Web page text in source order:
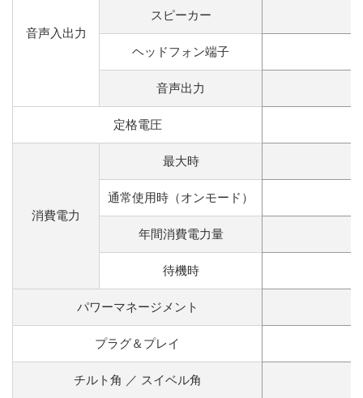
音声入出力
スピーカー
ヘッドフォン端子
音声出力
定格電圧
消費電力
最大時
通常使用時（オンモード）
年間消費電力量
待機時
パワーマネージメント
プラグ＆プレイ
チルト角 ／ スイベル角